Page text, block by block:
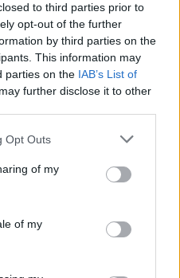
to third parties prior to
opt-out of the further
by third parties on the
This information may
parties on the IAB’s List of
further disclose it to other
uses one or more Google
behaviour. You may click to
and its third-party tags to
purposes in below Google
Opt Outs
of my
of my
Bau útfelújítás
a Lakatos úti
felel a Profunda Bau.